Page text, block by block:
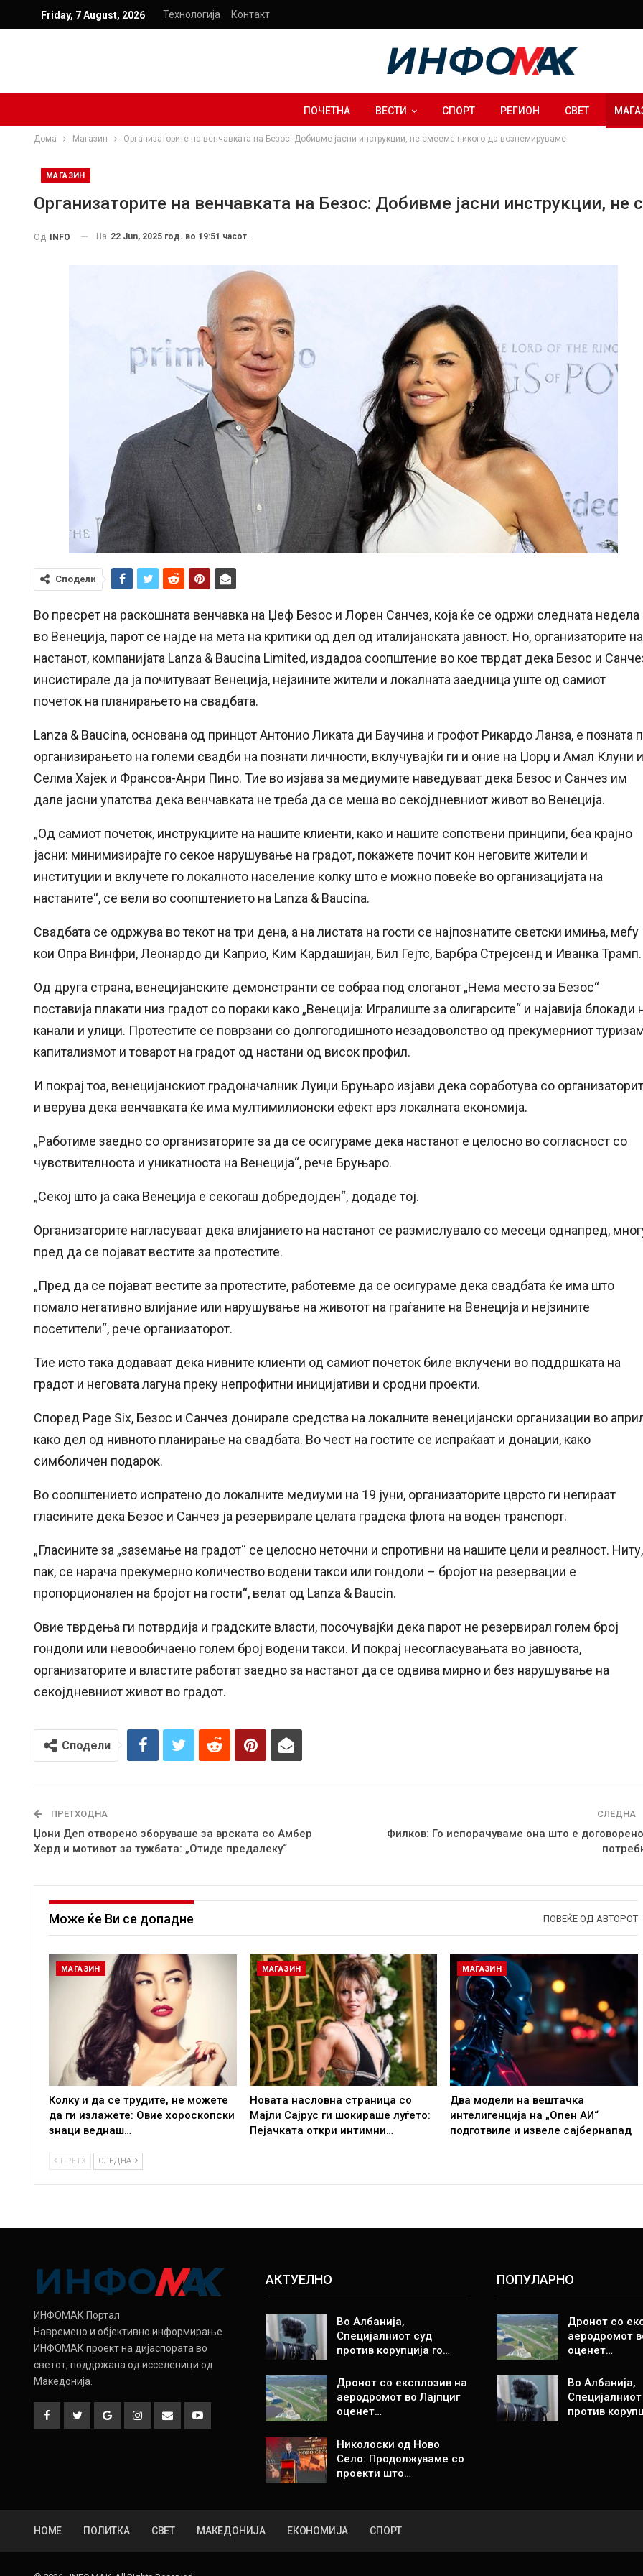
Friday, 7 August, 2026 Технологија Контакт
ПОЧЕТНА ВЕСТИ СПОРТ РЕГИОН СВЕТ
Дома Магазин Организаторите на венчавката на Безос: Добивме јасни инструкции, не смееме никого да вознемируваме
МАГАЗИН
Организаторите на венчавката на Безос: Добивме јасни инструкции,
Од INFO На 22 Jun, 2025 год. во 19:51 часот.
Сподели
Во пресрет на раскошната венчавка на Џеф Безос и Лорен Санчез, која ќе се одржи следната недела
во Венеција, парот се најде на мета на критики од дел од италијанската јавност. Но, организаторите на
настанот, компанијата Lanza & Baucina Limited, издадоа соопштение во кое тврдат дека Безос и
инсистирале да ја почитуваат Венеција, нејзините жители и локалната заедница уште од самиот
почеток на планирањето на свадбата.
Lanza & Baucina, основана од принцот Антонио Ликата ди Баучина и грофот Рикардо Ланза, е позната
организирањето на големи свадби на познати личности, вклучувајќи ги и оние на Џорџ и Амал Клуни и
Селма Хајек и Франсоа-Анри Пино. Тие во изјава за медиумите наведуваат дека Безос и Санчез им
дале јасни упатства дека венчавката не треба да се меша во секојдневниот живот во Венеција.
„Од самиот почеток, инструкциите на нашите клиенти, како и нашите сопствени принципи, беа крајно
јасни: минимизирајте го секое нарушување на градот, покажете почит кон неговите жители и
институции и вклучете го локалното население колку што е можно повеќе во организацијата на
настаните“, се вели во соопштението на Lanza & Baucina.
Свадбата се одржува во текот на три дена, а на листата на гости се најпознатите светски имиња, меѓу
кои Опра Винфри, Леонардо ди Каприо, Ким Кардашијан, Бил Гејтс, Барбра Стрејсенд и Иванка Трамп.
Од друга страна, венецијанските демонстранти се собраа под слоганот „Нема место за Безос“
поставија плакати низ градот со пораки како „Венеција: Игралиште за олигарсите“ и најавија блокади
канали и улици. Протестите се поврзани со долгогодишното незадоволство од прекумерниот
капитализмот и товарот на градот од настани од висок профил.
И покрај тоа, венецијанскиот градоначалник Луиџи Бруњаро изјави дека соработува со
и верува дека венчавката ќе има мултимилионски ефект врз локалната економија.
„Работиме заедно со организаторите за да се осигураме дека настанот е целосно во согласност со
чувствителноста и уникатноста на Венеција“, рече Бруњаро.
„Секој што ја сака Венеција е секогаш добредојден“, додаде тој.
Организаторите нагласуваат дека влијанието на настанот се размислувало со месеци однапред,
пред да се појават вестите за протестите.
„Пред да се појават вестите за протестите, работевме да се осигураме дека свадбата ќе има што
помало негативно влијание или нарушување на животот на граѓаните на Венеција и нејзините
посетители“, рече организаторот.
Тие исто така додаваат дека нивните клиенти од самиот почеток биле вклучени во поддршката на
градот и неговата лагуна преку непрофитни иницијативи и сродни проекти.
Според Page Six, Безос и Санчез донирале средства на локалните венецијански организации во
како дел од нивното планирање на свадбата. Во чест на гостите се испраќаат и донации, како
симболичен подарок.
Во соопштението испратено до локалните медиуми на 19 јуни, организаторите цврсто ги негираат
гласините дека Безос и Санчез ја резервирале целата градска флота на воден транспорт.
„Гласините за „заземање на градот“ се целосно неточни и спротивни на нашите цели и реалност. Ниту,
пак, се нарача прекумерно количество водени такси или гондоли – бројот на резервации е
пропорционален на бројот на гости“, велат од Lanza & Baucin.
Овие тврдења ги потврдија и градските власти, посочувајќи дека парот не резервирал голем број
гондоли или невообичаено голем број водени такси. И покрај несогласувањата во јавноста,
организаторите и властите работат заедно за настанот да се одвива мирно и без нарушување на
секојдневниот живот во градот.
Сподели
ПРЕТХОДНА
Џони Деп отворено зборуваше за врската со Амбер
Херд и мотивот за тужбата: „Отиде предалеку“
СЛЕДНА
Филков: Го испорачуваме она што е
Може ќе Ви се допадне ПОВЕЌЕ ОД АВТОРОТ
МАГАЗИН
Колку и да се трудите, не можете
да ги излажете: Овие хороскопски
знаци веднаш…
МАГАЗИН
Новата насловна страница со
Мајли Сајрус ги шокираше луѓето:
Пејачката откри интимни…
МАГАЗИН
Два модели на вештачка
интелигенција на „Опен АИ“
подготвиле и извеле сајбернапад
ПРЕТХ СЛЕДНА
ИНФОМАК Портал
Навремено и објективно информирање.
ИНФОМАК проект на дијаспората во
светот, поддржана од исселеници од
Македонија.
АКТУЕЛНО
Во Албанија,
Специјалниот суд
против корупција го…
Дронот со експлозив на
аеродромот во Лајпциг
оценет…
Николоски од Ново
Село: Продолжуваме со
проекти што…
ПОПУЛАРНО
Дронот со
аеродромот
оценет…
Во Албанија,
против
HOME ПОЛИТКА СВЕТ МАКЕДОНИЈА ЕКОНОМИЈА СПОРТ